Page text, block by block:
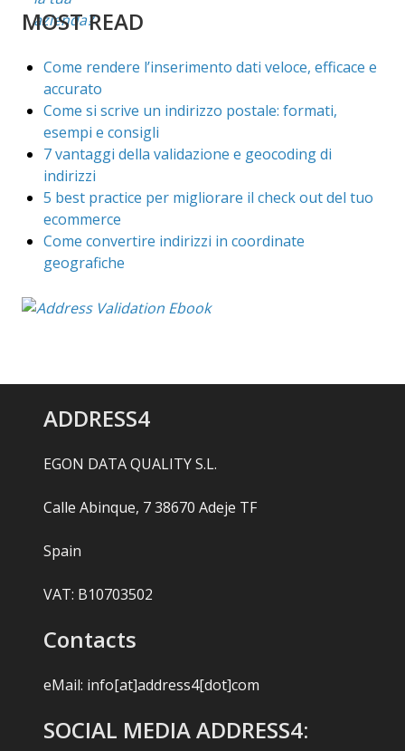
MOST READ
Come rendere l’inserimento dati veloce, efficace e
accurato
Come si scrive un indirizzo postale: formati,
esempi e consigli
7 vantaggi della validazione e geocoding di
indirizzi
5 best practice per migliorare il check out del tuo
ecommerce
Come convertire indirizzi in coordinate
geografiche
ADDRESS4
EGON DATA QUALITY S.L.
Calle Abinque, 7 38670 Adeje TF
Spain
VAT: B10703502
Contacts
eMail: info[at]address4[dot]com
SOCIAL MEDIA ADDRESS4: